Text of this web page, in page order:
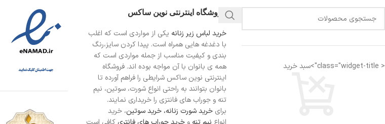
باشد
اندازه کمر: 29 الی 30 سانتی متر
سایز 85:طول کمر 32 سانت ، دورتادورکمر
درحالت کش اومده 86 سانت
دورکمر: 75-79 سانت
دورسینه :86-90
< class="widget-title">سبد خرید
فروشگاه اینترنتی نوین ساکس
خرید لباس زیر زنانه یکی از مواردی است که اغلب
با دغدغه هایی همراه است. پیدا کردن سایز،رنگ
بندی و کیفیت مناسب از جمله مواردی است که
همه ی بانوان با آن مواجه بوده اند. فروشگاه
اینترنتی نوین ساکس شرایطی را فراهم آورده تا
بانوان بتوانند به راحتی انواع شورت، سوتین، نیم
تنه و جوراب های فانتزی را خریداری نمایند.
برای خرید شورت زنانه، خرید سوتین، خرید